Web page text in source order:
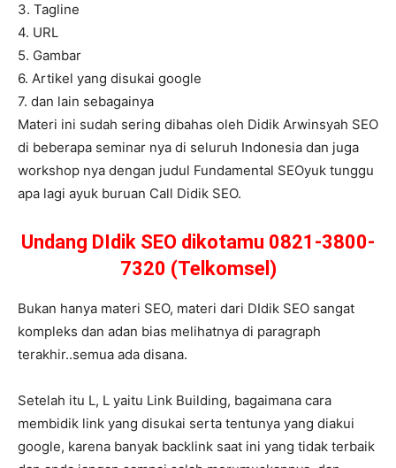
3. Tagline
4. URL
5. Gambar
6. Artikel yang disukai google
7. dan lain sebagainya
Materi ini sudah sering dibahas oleh Didik Arwinsyah SEO
di beberapa seminar nya di seluruh Indonesia dan juga
workshop nya dengan judul Fundamental SEOyuk tunggu
apa lagi ayuk buruan Call Didik SEO.
Undang DIdik SEO dikotamu 0821-3800-
7320 (Telkomsel)
Bukan hanya materi SEO, materi dari DIdik SEO sangat
kompleks dan adan bias melihatnya di paragraph
terakhir..semua ada disana.
Setelah itu L, L yaitu Link Building, bagaimana cara
membidik link yang disukai serta tentunya yang diakui
google, karena banyak backlink saat ini yang tidak terbaik